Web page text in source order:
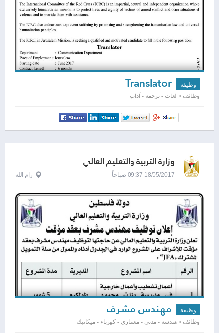
وظيفة
وظائف » لغات - ترجمة - آداب
وزارة التربية والتعليم العالي
18/05/2017 09:37 صباحاً رام الله
وظيفة مهندس مشرف
وظائف » هندسه - مدني - معماري - كهرباء - ميكانيك